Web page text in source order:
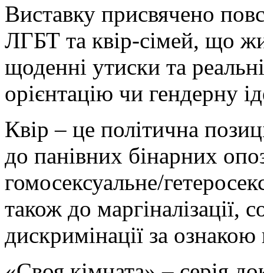
Виставку присвячено
ЛГБТ та квір-сімей, що
щоденні утиски та
орієнтацію чи гендерну
Квір – це політична
до панівних бінарних
гомосексуальне/
також до маргіналізації,
дискримінації за